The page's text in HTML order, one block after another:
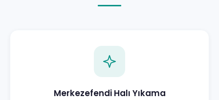
Merkezefendi Halı Yıkama